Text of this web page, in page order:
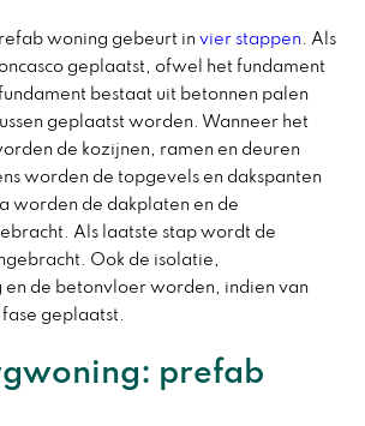
woning gebeurt invier stappen . Als
geplaatst, ofwel het fundament
bestaat uit betonnen palen
geplaatst worden. Wanneer het
de kozijnen, ramen en deuren
worden de topgevels en dakspanten
worden de dakplaten en de
Als laatste stap wordt de
Ook de isolatie,
en de betonvloer worden, indien van
geplaatst.
prefab